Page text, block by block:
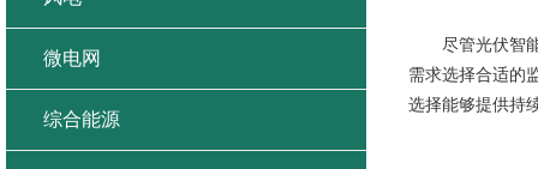
尽管光伏智能
需求选择合适的
选择能够提供持
微电网
综合能源